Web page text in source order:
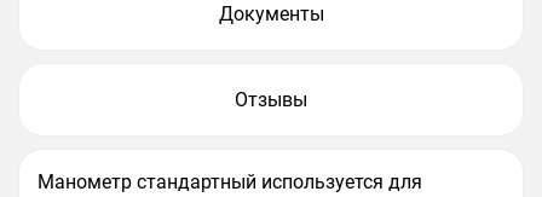
Документы
Отзывы
Манометр стандартный используется для